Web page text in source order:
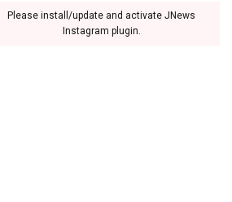
Please install/update and activate JNews
Instagram plugin.